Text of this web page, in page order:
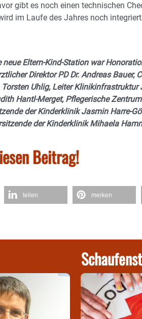
gibt es noch einen technischen
im Laufe des Jahres noch
neue Eltern-Kind-Station war
Direktor PD Dr. Andreas Bauer,
Uhlig, Leiter Klinikinfrastruktur
Hantl-Merget, Pflegerische
der Kinderklinik Jasmin Harre-
der Kinderklinik Mihaela
Beitrag!
teilen merken